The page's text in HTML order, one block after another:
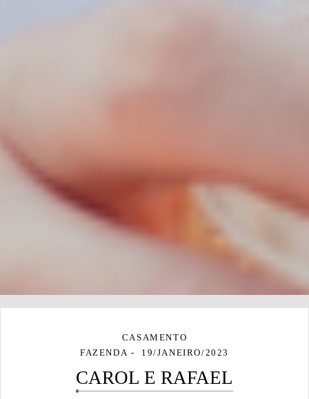
CASAMENTO
FAZENDA
19/JANEIRO/2023
CAROL E RAFAEL